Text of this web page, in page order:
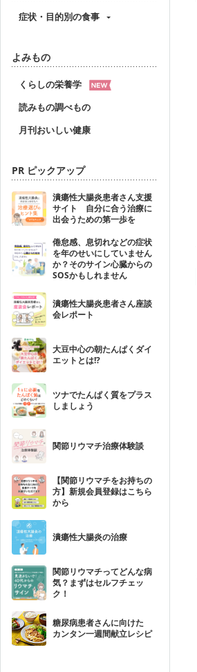
症状・目的別の食事
よみもの
くらしの栄養学
読みもの調べもの
月刊おいしい健康
PR ピックアップ
潰瘍性大腸炎患者さん支援
サイト 自分に合う治療に
出会うための第一歩を
倦怠感、息切れなどの症状
を年のせいにしていません
か？そのサイン心臓からの
SOSかもしれません
潰瘍性大腸炎患者さん座談
会レポート
大豆中心の朝たんぱくダイ
エットとは!?
ツナでたんぱく質をプラス
しましょう
関節リウマチ治療体験談
【関節リウマチをお持ちの
方】新規会員登録はこちら
から
潰瘍性大腸炎の治療
関節リウマチってどんな病
気？まずはセルフチェッ
ク！
糖尿病患者さんに向けた
カンタン一週間献立レシピ